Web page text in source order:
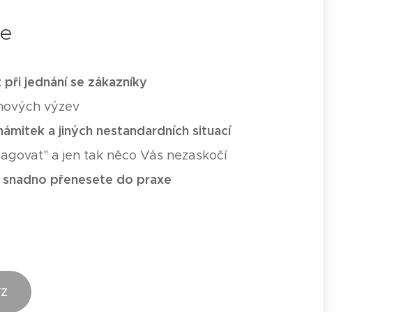
jednání se zákazníky
výzev
a jiných nestandardních situací
a jen tak něco Vás nezaskočí
přenesete do praxe